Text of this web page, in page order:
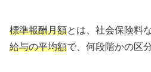
標準報酬月額とは、社会保険料
給与の平均額で、何段階かの区